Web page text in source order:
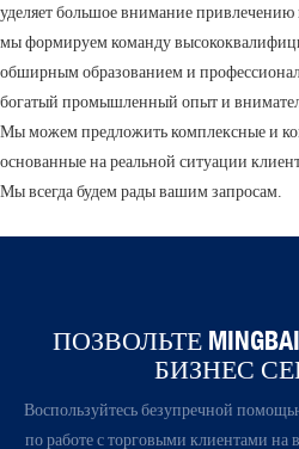
уделяет большое внимание
мы формируем команду
обширным образованием и
богатый промышленный опыт и
Мы можем предложить комплексные и
основанные на реальной ситуации
Мы всегда будем рады вашим запросам.
ПОЗВОЛЬТЕ
БИЗНЕС
Воспользуйтесь безупречной
по работе с торговыми клиентами на